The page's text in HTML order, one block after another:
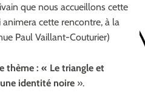
que nous accueillons cette
cette rencontre, à la
Paul Vaillant-Couturier)
thème : « Le triangle et
identité noire ».